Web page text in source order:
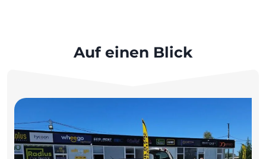
Auf einen Blick